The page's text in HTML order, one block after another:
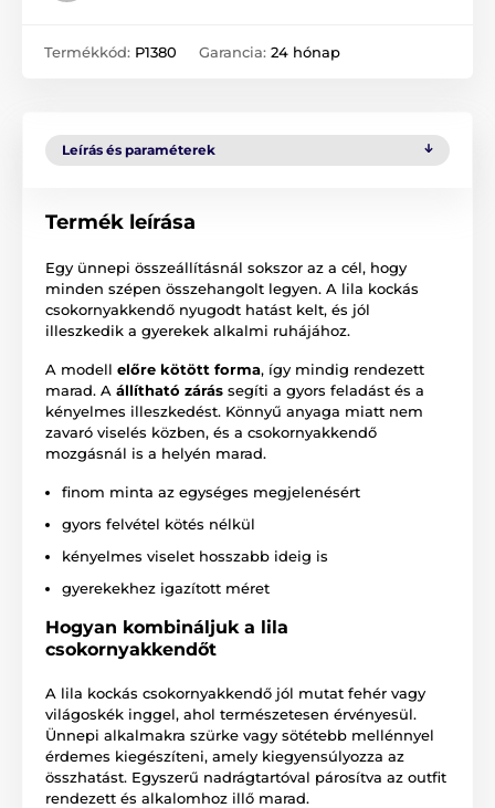
Termékkód: P1380 Garancia: 24 hónap
Leírás és paraméterek
Termék leírása
Egy ünnepi összeállításnál sokszor az a cél, hogy
minden szépen összehangolt legyen. A lila kockás
csokornyakkendő nyugodt hatást kelt, és jól
illeszkedik a gyerekek alkalmi ruhájához.
A modell előre kötött forma, így mindig rendezett
marad. A állítható zárás segíti a gyors feladást és a
kényelmes illeszkedést. Könnyű anyaga miatt nem
zavaró viselés közben, és a csokornyakkendő
mozgásnál is a helyén marad.
finom minta az egységes megjelenésért
gyors felvétel kötés nélkül
kényelmes viselet hosszabb ideig is
gyerekekhez igazított méret
Hogyan kombináljuk a lila
csokornyakkendőt
A lila kockás csokornyakkendő jól mutat fehér vagy
világoskék inggel, ahol természetesen érvényesül.
Ünnepi alkalmakra szürke vagy sötétebb mellénnyel
érdemes kiegészíteni, amely kiegyensúlyozza az
összhatást. Egyszerű nadrágtartóval párosítva az outfit
rendezett és alkalomhoz illő marad.